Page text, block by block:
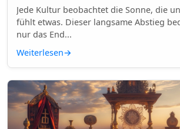
Jede Kultur beobachtet die Sonne, die
fühlt etwas. Dieser langsame Abstieg
nur das End...
Weiterlesen→